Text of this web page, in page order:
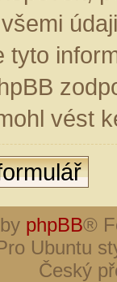
tyto
vést
phpBB®
Ubuntu
Český